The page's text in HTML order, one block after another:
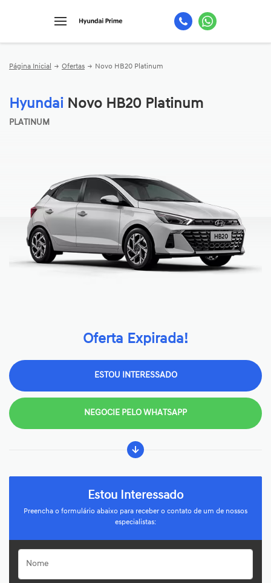
Página Inicial Ofertas Novo HB20 Platinum
Hyundai Novo HB20 Platinum
PLATINUM
Oferta Expirada!
ESTOU INTERESSADO
NEGOCIE PELO WHATSAPP
Estou Interessado
Preencha o formulário abaixo para receber o contato de um de nossos
especialistas: